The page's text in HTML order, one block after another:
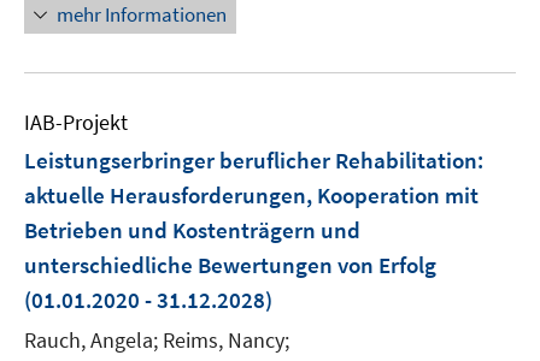
mehr Informationen
IAB-Projekt
Leistungserbringer beruflicher Rehabilitation:
aktuelle Herausforderungen, Kooperation mit
Betrieben und Kostenträgern und
unterschiedliche Bewertungen von Erfolg
(01.01.2020 - 31.12.2028)
Rauch, Angela; Reims, Nancy;